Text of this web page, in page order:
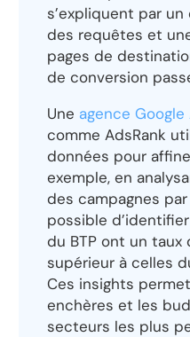
s’expliquent par
des requêtes et
pages de
de conversion
Une agence
comme AdsRank
données pour
exemple, en
des campagnes
possible
du BTP ont un taux
supérieur à celles
Ces insights
enchères et les
secteurs les plus